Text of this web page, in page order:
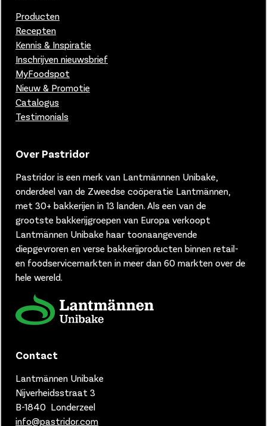
Producten
Recepten
Kennis & Inspiratie
Inschrijven nieuwsbrief
MyFoodspot
Nieuw & Promotie
Catalogus
Testimonials
Over Pastridor
Pastridor is een merk van Lantmännnen Unibake,
onderdeel van de Zweedse coöperatie Lantmännen,
met 30+ bakkerijen in 13 landen. Als een van de
grootste bakkerijgroepen van Europa verkoopt
Lantmännen Unibake haar toonaangevende
diepgevroren en verse bakkerijproducten binnen retail-
en foodservicemarkten in meer dan 60 markten over de
hele wereld.
Contact
Lantmännen Unibake
Nijverheidsstraat 3
B-1840 Londerzeel
info@pastridor.com